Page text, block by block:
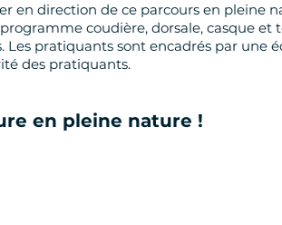
en direction de ce parcours en pleine
coudière, dorsale, casque et
Les pratiquants sont encadrés par une
des pratiquants.
en pleine nature !